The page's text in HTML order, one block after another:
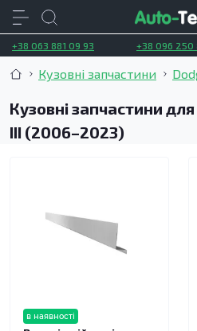
+38 063 881 09 93 +38 096 250
Кузовні запчастини
Кузовні запчастини
III (2006–2023)
в наявності